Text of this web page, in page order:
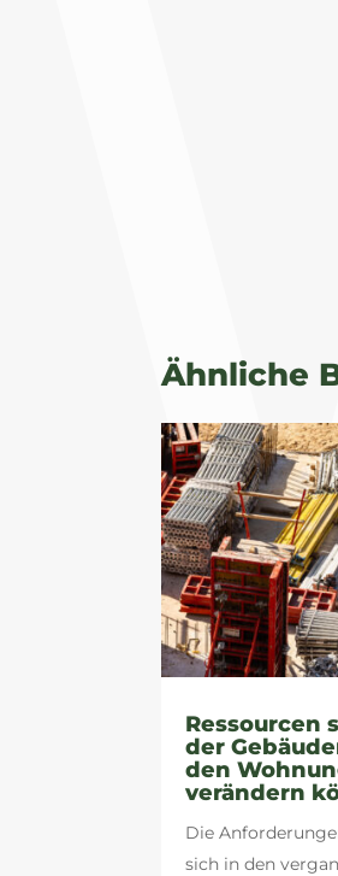
Ähnliche
Ressourcen
der
den
verändern
Die
sich in den